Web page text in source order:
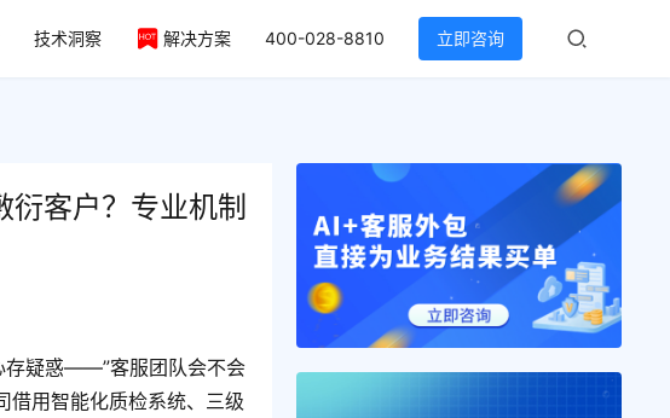
技术洞察 解决方案 400-028-8810 立即咨询
客户？专业机制
存疑惑——”客服团队会不会
借用智能化质检系统、三级